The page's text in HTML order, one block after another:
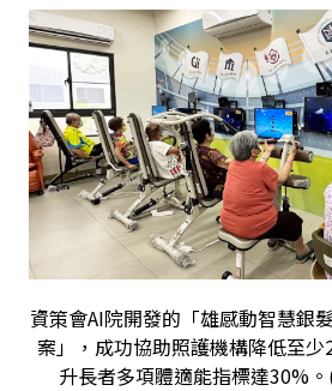
資策會AI院開發的「雄感動智慧銀
案」，成功協助照護機構降低至
升長者多項體適能指標達30%